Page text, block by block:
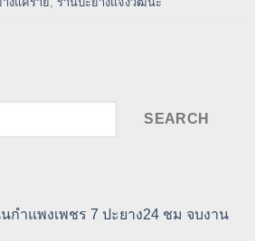
SEARCH
ำแพงเพชร 7 ปะยาง24 ชม จบงาน